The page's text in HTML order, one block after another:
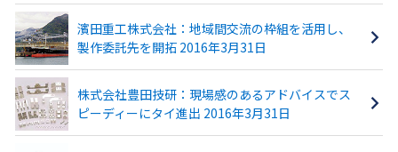
濱田重工株式会社：地域間交流の枠組を活用し、
製作委託先を開拓 2016年3月31日
株式会社豊田技研：現場感のあるアドバイスでス
ピーディーにタイ進出 2016年3月31日